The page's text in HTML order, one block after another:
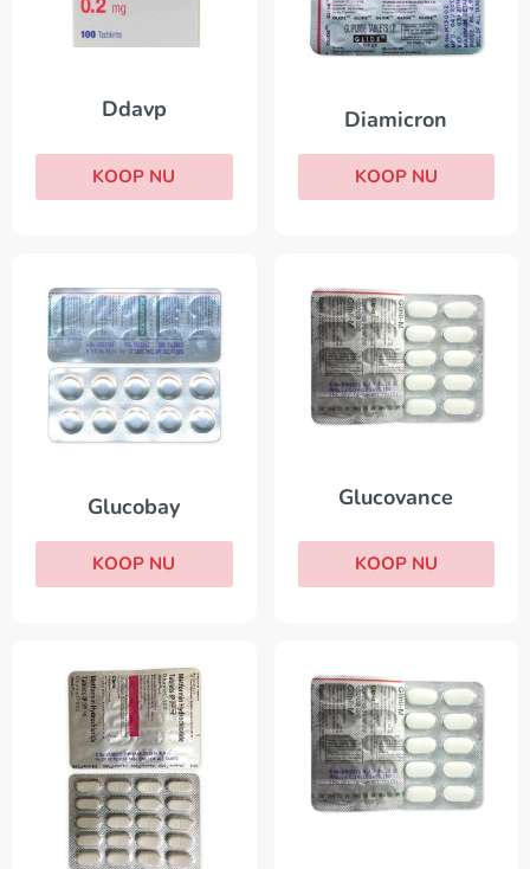
Ddavp
KOOP NU
Diamicron
KOOP NU
Glucobay
KOOP NU
Glucovance
KOOP NU